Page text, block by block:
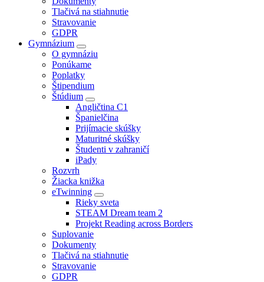
Tlačivá na stiahnutie
Stravovanie
GDPR
Gymnázium
O gymnáziu
Ponúkame
Poplatky
Štipendium
Štúdium
Angličtina C1
Španielčina
Prijímacie skúšky
Maturitné skúšky
Študenti v zahraničí
iPady
Rozvrh
Žiacka knižka
eTwinning
Rieky sveta
STEAM Dream team 2
Projekt Reading across Borders
Suplovanie
Dokumenty
Tlačivá na stiahnutie
Stravovanie
GDPR